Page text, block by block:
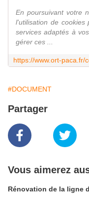
En poursuivant votre
l'utilisation de cookies
services adaptés à
gérer ces ...
#DOCUMENT
Partager
Vous aimerez
Rénovation de la ligne